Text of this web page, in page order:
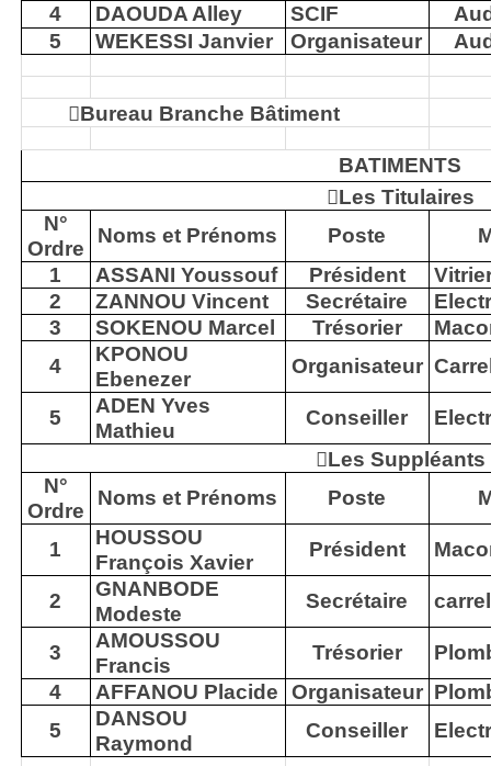
4
DAOUDA Alley SCIF
5
WEKESSI Janvier Organisateur
Bureau Branche Bâtiment
BATIMENTS
Les Titulaires
N°
Ordre
Noms et Prénoms Poste
1
ASSANI Youssouf Président
2
ZANNOU Vincent Secrétaire
3
SOKENOU Marcel Trésorier
4
KPONOU
Ebenezer
Organisateur
5
ADEN Yves
Mathieu
Conseiller
Les Suppléants
N°
Ordre
Noms et Prénoms Poste
1
HOUSSOU
François Xavier
Président
2
GNANBODE
Modeste
Secrétaire
3
AMOUSSOU
Francis
Trésorier
4
AFFANOU Placide Organisateur
5
DANSOU
Raymond
Conseiller